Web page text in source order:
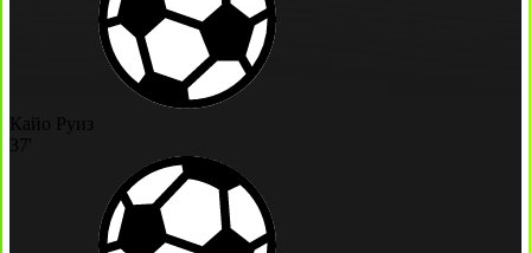
Кайо Руиз
37'